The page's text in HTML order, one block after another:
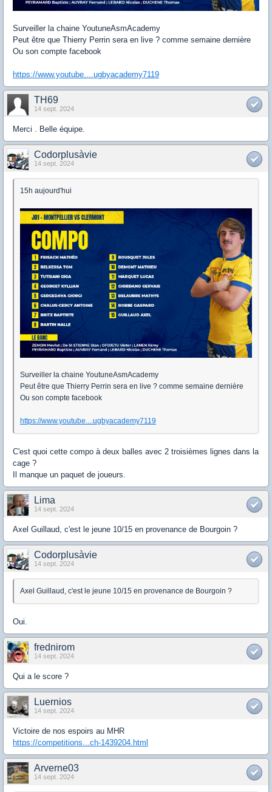
Surveiller la chaine YoutuneAsmAcademy
Peut être que Thierry Perrin sera en live ? comme semaine dernière
Ou son compte facebook
https://www.youtube....ugbyacademy7119
TH69
14 sept. 2024
Merci . Belle équipe.
Codorplusàvie
14 sept. 2024
15h aujourd'hui
Surveiller la chaine YoutuneAsmAcademy
Peut être que Thierry Perrin sera en live ? comme semaine dernière
Ou son compte facebook
https://www.youtube....ugbyacademy7119
C'est quoi cette compo à deux balles avec 2 troisièmes lignes dans la
cage ?
Il manque un paquet de joueurs.
Lima
14 sept. 2024
Axel Guillaud, c'est le jeune 10/15 en provenance de Bourgoin ?
Codorplusàvie
14 sept. 2024
Axel Guillaud, c'est le jeune 10/15 en provenance de Bourgoin ?
Oui.
frednirom
14 sept. 2024
Qui a le score ?
Luernios
14 sept. 2024
Victoire de nos espoirs au MHR
https://competitions...ch-1439204.html
Arverne03
14 sept. 2024